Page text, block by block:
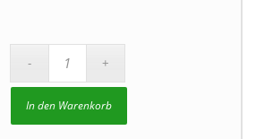
In den Warenkorb